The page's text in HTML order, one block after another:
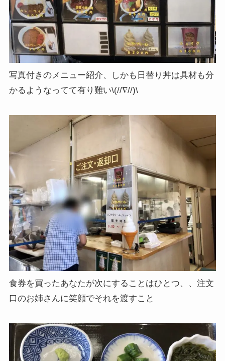
写真付きのメニュー紹介、しかも日替り丼は具材も分
かるようなってて有り難い\(//∇//)\
食券を買ったあなたが次にすることはひとつ、、注文
口のお姉さんに笑顔でそれを渡すこと